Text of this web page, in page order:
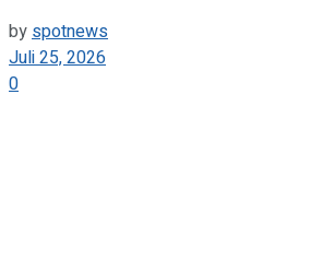
byspotnews
Juli 25, 2026
0